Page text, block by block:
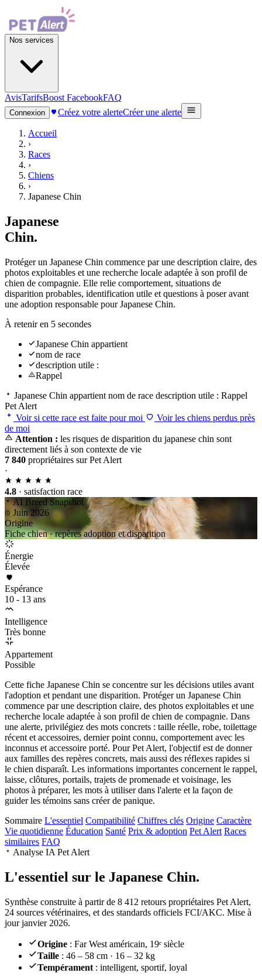
Nos services
AvisTarifsBoost FacebookFAQ
Connexion Créez votre alerteCréer une alerte
Accueil
›
Races
›
Chiens
›
Japanese Chin
Japanese
Chin.
Protéger un Japanese Chin commence par une description claire, des
photos exploitables et une recherche locale adaptée à son profil de
chien de compagnie. Elle relie comportement, situations de
disparition probables, identification utile et questions à poser avant
une adoption responsable pour Japanese Chin.
À retenir en 5 secondes
Japanese Chin appartient
nom de race
description utile :
Rappel
Japanese Chin appartient nom de race description utile : Rappel
Pet Alert
Voir si cette race est faite pour moi
Voir les chiens perdus près
de moi
Attention : les risques de disparition du japanese chin sont
directement liés à son contexte de vie
7 840 propriétaires sur Pet Alert
·
4.8 · satisfaction race
AI Breed Snapshot
Juin 2026
Origine
Fiche chien · repères adoption et disparition
Énergie
Élevée
Espérance
10 - 13 ans
Intelligence
Très bonne
Appartement
Possible
Cette fiche Japanese Chin se concentre sur les décisions utiles avant
l'adoption et pendant une disparition. Protéger un Japanese Chin
commence par une description claire, des photos exploitables et une
recherche locale adaptée à son profil de chien de compagnie. Dans
une alerte, privilégiez des mots concrets : taille réelle, robe, toilettage
récent et accessoires, dernier point connu, comportement avec les
inconnus et accessoire porté. Pour Pet Alert, l'objectif est de donner
aux familles des repères concrets, mais aussi des réflexes rapides si
le chien disparaît. Les informations importantes concernent le rappel,
laisse, clôtures, portails, trajets de promenade et voisinage, les
photos à préparer, les mots à utiliser dans l'alerte et la façon de
guider les témoins sans créer de panique.
Sommaire L'essentiel Compatibilité Chiffres clés Origine Caractère
Vie quotidienne Éducation Santé Prix & adoption Pet Alert Races
similaires FAQ
Analyse IA Pet Alert
L'essentiel sur le Japanese Chin.
Synthèse construite à partir de 8 412 retours propriétaires Pet Alert,
24 sources vétérinaires, et des standards officiels FCI/AKC. Mise à
jour janvier 2026.
Origine : Far West américain, 19ᵉ siècle
Taille : 46 – 58 cm · 16 – 32 kg
Tempérament : intelligent, sportif, loyal